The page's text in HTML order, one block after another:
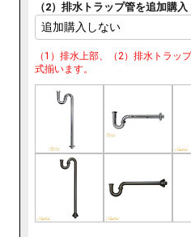
（2）排水トラップ管を追加購入
（1）排水上部、（2）排水トラッ
式揃います。